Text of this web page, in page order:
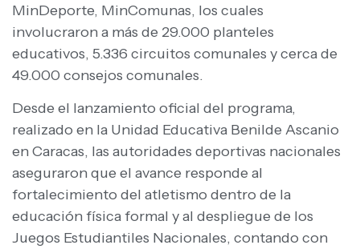
MinDeporte, MinComunas, los cuales
involucraron a más de 29.000 planteles
educativos, 5.336 circuitos comunales y cerca de
49.000 consejos comunales.
Desde el lanzamiento oficial del programa,
realizado en la Unidad Educativa Benilde Ascanio
en Caracas, las autoridades deportivas nacionales
aseguraron que el avance responde al
fortalecimiento del atletismo dentro de la
educación física formal y al despliegue de los
Juegos Estudiantiles Nacionales, contando con